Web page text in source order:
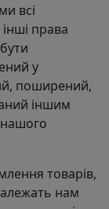
всі
права
у
поширений,
іншим
товарів,
нам